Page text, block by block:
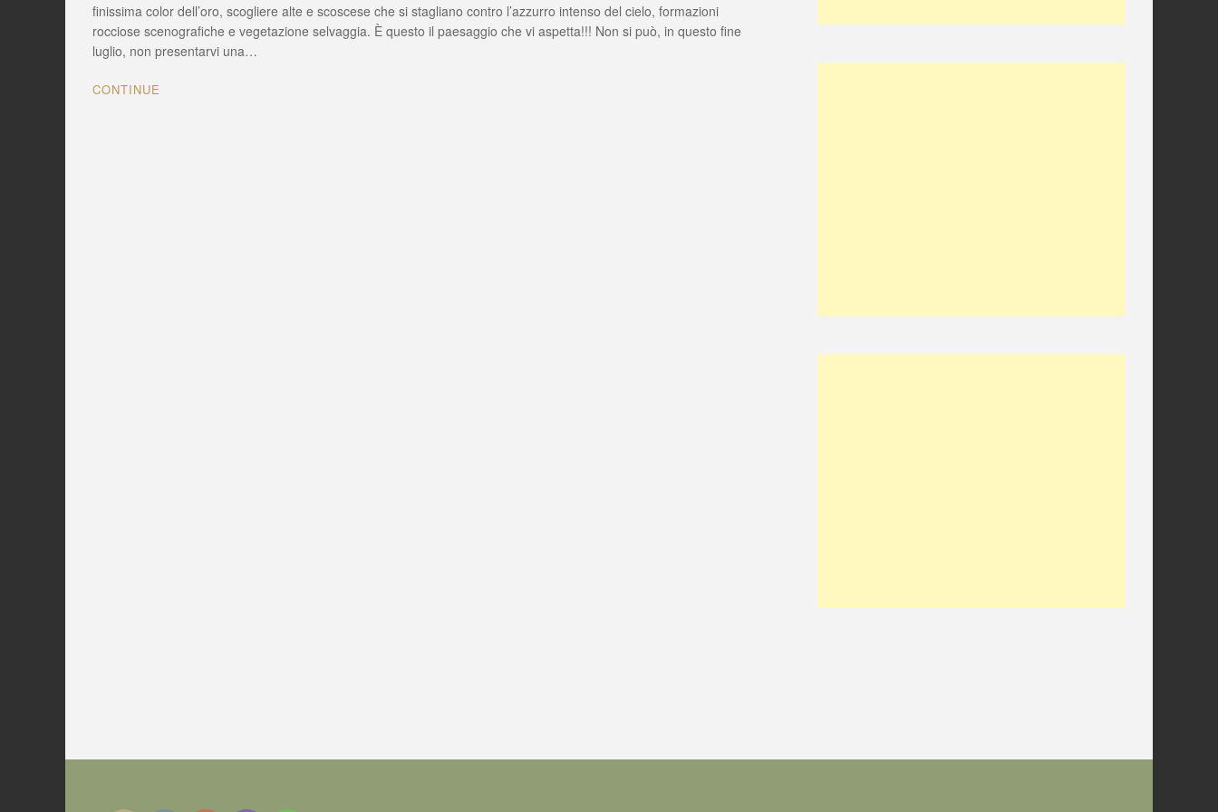
DEI
GIGLI
un
finissima color dell’oro, scogliere alte e scoscese che si stagliano contro l’azzurro intenso del cielo, formazioni
rocciose scenografiche e vegetazione selvaggia. È questo il paesaggio che vi aspetta!!! Non si può, in questo fine
luglio, non presentarvi una…
CONTINUE